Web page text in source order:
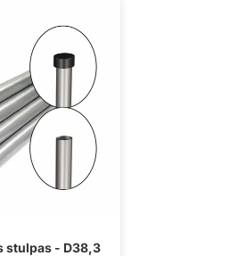
stulpas - D38,3